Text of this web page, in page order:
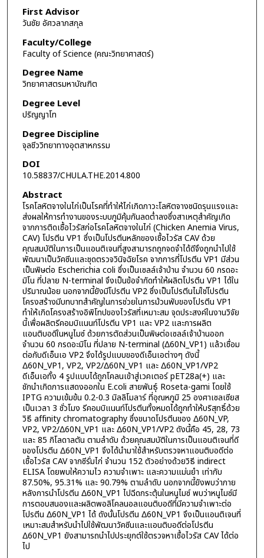
First Advisor
วันชัย อัศวลาภสกุล
Faculty/College
Faculty of Science (คณะวิทยาศาสตร์)
Degree Name
วิทยาศาสตรมหาบัณฑิต
Degree Level
ปริญญาโท
Degree Discipline
จุลชีววิทยาทางอุตสาหกรรม
DOI
10.58837/CHULA.THE.2014.800
Abstract
โรคโลหิตจางในไก่เป็นโรคที่ทำให้ไก่เกิดภาวะโลหิตจางชนิดรุนแรงและ
ส่งผลให้การทำงานของระบบภูมิคุ้มกันลดต่ำลงซึ่งสาเหตุสำคัญเกิด
จากการติดเชื้อไวรัสก่อโรคโลหิตจางในไก่ (Chicken Anemia Virus,
CAV) โปรตีน VP1 ซึ่งเป็นโปรตีนหลักของเชื้อไวรัส CAV ด้วย
คุณสมบัติในการเป็นแอนติเจนที่สูงสามารถถูกจดจำได้ดีจึงถูกนำไปใช้
พัฒนาเป็นวัคซีนและชุดตรวจวินิจฉัยโรค จากการที่โปรตีน VP1 มีส่วน
เป็นพิษต่อ Escherichia coli ซึ่งเป็นเซลล์เจ้าบ้าน จำนวน 60 กรดอะ
มิโน ที่ปลาย N-terminal จึงเป็นข้อจำกัดทำให้ผลิตโปรตีน VP1 ได้ใน
ปริมาณน้อย นอกจากนี้ยังมีโปรตีน VP2 ซึ่งเป็นโปรตีนไม่ใช่โปรตีน
โครงสร้างมีบทบาทสำคัญในการช่วยในการม้วนพับของโปรตีน VP1
ทำให้เกิดโครงสร้างอิพิโทปของไวรัสที่เหมาะสม จุดประสงค์ในงานวิจัย
นี้เพื่อผลิตรีคอมบิแนนท์โปรตีน VP1 และ VP2 และการผลิต
แอนติบอดีในหนูไมซ์ ด้วยการตัดส่วนเป็นพิษต่อเซลล์เจ้าบ้านออก
จำนวน 60 กรดอะมิโน ที่ปลาย N-terminal (Δ60N_VP1) แล้วเชื่อม
ต่อกับดีเอ็นเอ VP2 จึงได้รูปแบบของดีเอ็นเอต่างๆ ดังนี้
Δ60N_VP1, VP2, VP2/Δ60N_VP1 และ Δ60N_VP1/VP2
ดีเอ็นเอทั้ง 4 รูปแบบได้ถูกโคลนเข้าสู่เวคเตอร์ pET28a(+) และ
ชักนำเกิดการแสดงออกใน E.coli สายพันธุ์ Roseta-gami โดยใช้
IPTG ความเข้มข้น 0.2-0.3 มิลลิโมลาร์ ที่อุณหภูมิ 25 องศาเซลเซียส
เป็นเวลา 3 ชั่วโมง รีคอมบิแนนท์โปรตีนทั้งหมดได้ถูกทำให้บริสุทธิ์ด้วย
วิธี affinity chromatography ซึ่งขนาดโปรตีนของ Δ60N_VP,
VP2, VP2/Δ60N_VP1 และ Δ60N_VP1/VP2 ดังนี้คือ 45, 28, 73
และ 85 กิโลดาลตัน ตามลำดับ ด้วยคุณสมบัติในการเป็นแอนติเจนที่ดี
ของโปรตีน Δ60N_VP1 จึงได้นำมาใช้สำหรับตรวจหาแอนติบอดีต่อ
เชื้อไวรัส CAV จากซีรั่มไก่ จำนวน 152 ตัวอย่างด้วยวิธี indirect
ELISA โดยพบให้ความไว ความจำเพาะ และความแม่นยำ เท่ากับ
87.50%, 95.31% และ 90.79% ตามลำดับ นอกจากนี้ยังพบว่าภาย
หลังการนำโปรตีน Δ60N_VP1 ไปฉีดกระตุ้นในหนูไมซ์ พบว่าหนูไมซ์มี
การตอบสนองและผลิตพอลิโคลนอลแอนติบอดีที่มีความจำเพาะต่อ
โปรตีน Δ60N_VP1 ได้ ดังนั้นโปรตีน Δ60N_VP1 จึงเป็นแอนติเจนที่
เหมาะสมสำหรับนำไปใช้พัฒนาวัคซีนและแอนติบอดีต่อโปรตีน
Δ60N_VP1 ยังสามารถนำไปประยุกต์ใช้ตรวจหาเชื้อไวรัส CAV ได้ต่อ
ไป